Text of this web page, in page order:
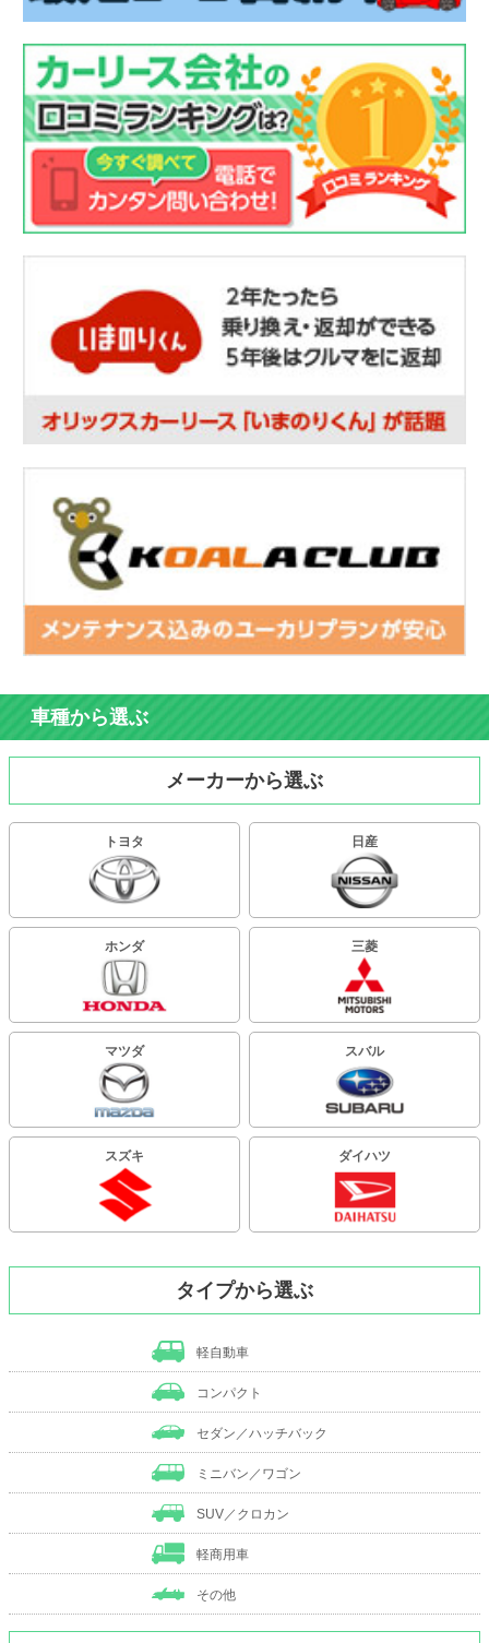
車種から選ぶ
メーカーから選ぶ
トヨタ 日産
ホンダ 三菱
マツダ スバル
スズキ ダイハツ
タイプから選ぶ
軽自動車
コンパクト
セダン／ハッチバック
ミニバン／ワゴン
SUV／クロカン
軽商用車
その他